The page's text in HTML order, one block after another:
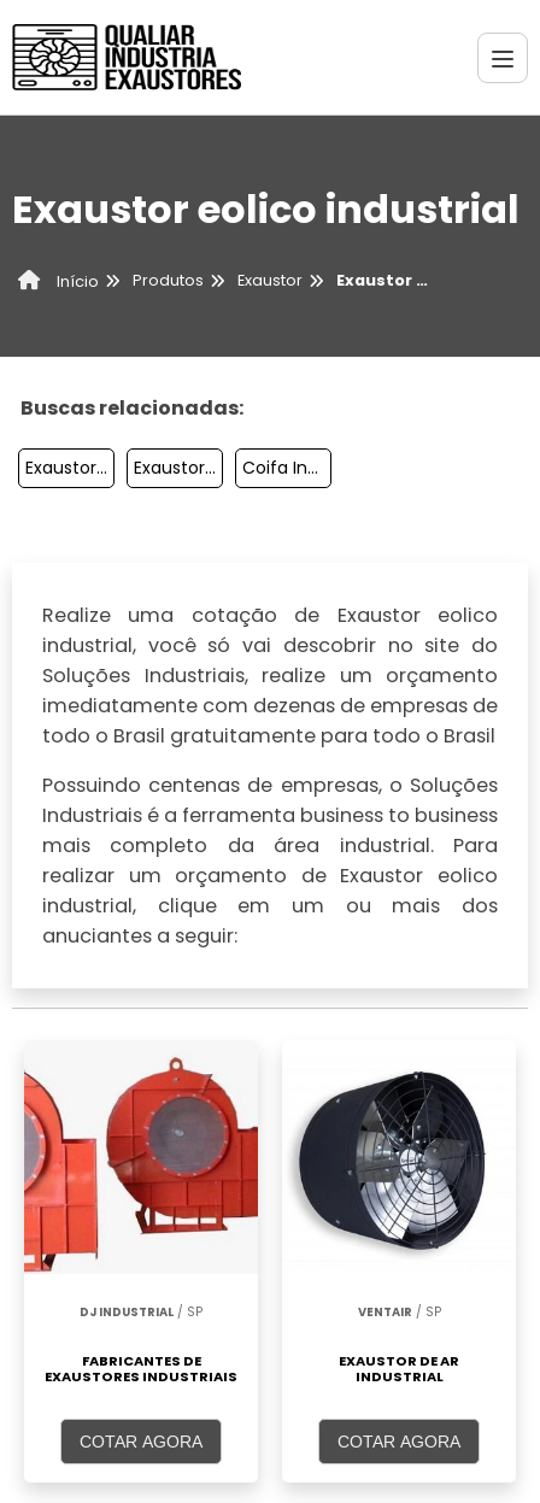
Exaustor eolico industrial
Início Produtos Exaustor Exaustor eolico industrial
Buscas relacionadas:
Exaustor Para Pintura Exaustor 30 Cm Coifa Industrial Com Exaustor Preço
Realize uma cotação de Exaustor eolico
industrial, você só vai descobrir no site do
Soluções Industriais, realize um orçamento
imediatamente com dezenas de empresas de
todo o Brasil gratuitamente para todo o Brasil
Possuindo centenas de empresas, o Soluções
Industriais é a ferramenta business to business
mais completo da área industrial. Para
realizar um orçamento de Exaustor eolico
industrial, clique em um ou mais dos
anuciantes a seguir:
DJ INDUSTRIAL / SP
FABRICANTES DE
EXAUSTORES INDUSTRIAIS
COTAR AGORA
VENTAIR / SP
EXAUSTOR DE AR
INDUSTRIAL
COTAR AGORA